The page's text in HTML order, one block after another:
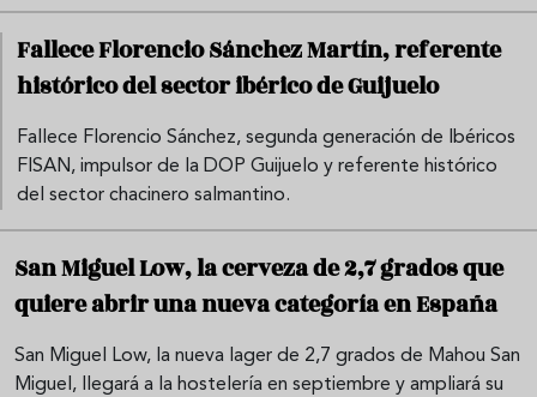
Fallece Florencio Sánchez Martín, referente
histórico del sector ibérico de Guijuelo
Fallece Florencio Sánchez, segunda generación de Ibéricos
FISAN, impulsor de la DOP Guijuelo y referente histórico
del sector chacinero salmantino.
San Miguel Low, la cerveza de 2,7 grados que
quiere abrir una nueva categoría en España
San Miguel Low, la nueva lager de 2,7 grados de Mahou San
Miguel, llegará a la hostelería en septiembre y ampliará su